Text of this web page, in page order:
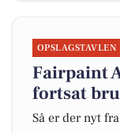
OPSLAGSTAVLEN
Fairpaint
fortsat
Så er der nyt